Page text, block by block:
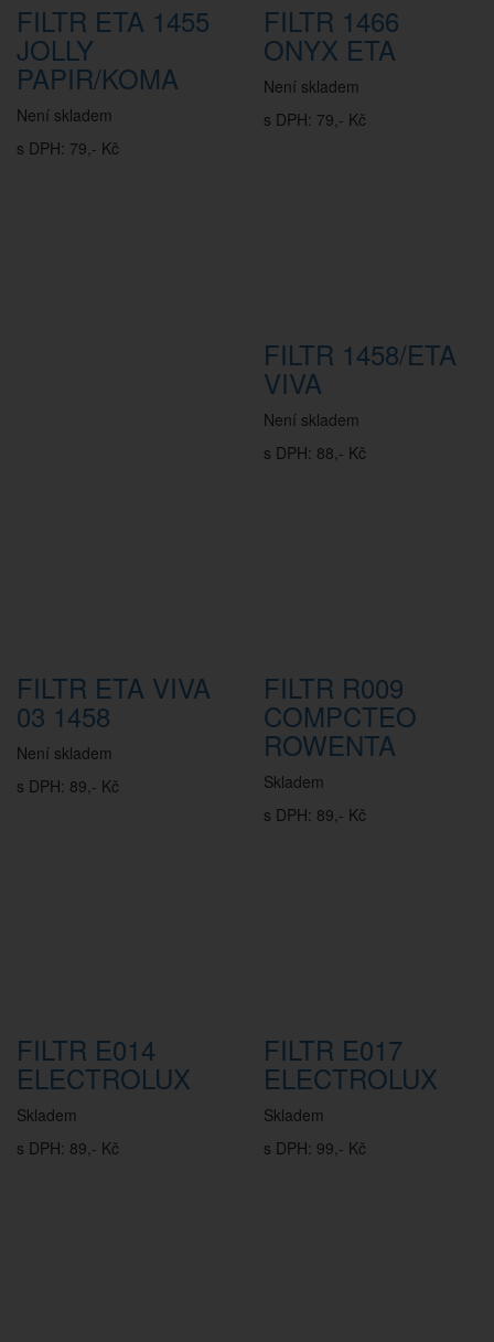
FILTR ETA 1455
JOLLY
PAPIR/KOMA
Není skladem
s DPH: 79,- Kč
FILTR 1466
ONYX ETA
Není skladem
s DPH: 79,- Kč
FILTR 1458/ETA
VIVA
Není skladem
s DPH: 88,- Kč
FILTR ETA VIVA
03 1458
Není skladem
s DPH: 89,- Kč
FILTR R009
COMPCTEO
ROWENTA
Skladem
s DPH: 89,- Kč
FILTR E014
ELECTROLUX
Skladem
s DPH: 89,- Kč
FILTR E017
ELECTROLUX
Skladem
s DPH: 99,- Kč